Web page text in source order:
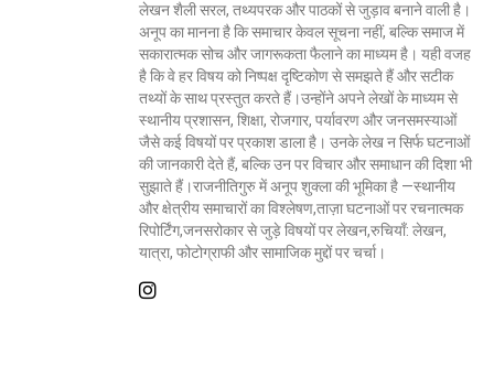
लेखन शैली सरल, तथ्यपरक और पाठकों से जुड़ाव बनाने वाली है।
अनूप का मानना है कि समाचार केवल सूचना नहीं, बल्कि समाज में
सकारात्मक सोच और जागरूकता फैलाने का माध्यम है। यही वजह
है कि वे हर विषय को निष्पक्ष दृष्टिकोण से समझते हैं और सटीक
तथ्यों के साथ प्रस्तुत करते हैं।उन्होंने अपने लेखों के माध्यम से
स्थानीय प्रशासन, शिक्षा, रोजगार, पर्यावरण और जनसमस्याओं
जैसे कई विषयों पर प्रकाश डाला है। उनके लेख न सिर्फ घटनाओं
की जानकारी देते हैं, बल्कि उन पर विचार और समाधान की दिशा भी
सुझाते हैं।राजनीतिगुरु में अनूप शुक्ला की भूमिका है —स्थानीय
और क्षेत्रीय समाचारों का विश्लेषण,ताज़ा घटनाओं पर रचनात्मक
रिपोर्टिंग,जनसरोकार से जुड़े विषयों पर लेखन,रुचियाँ: लेखन,
यात्रा, फोटोग्राफी और सामाजिक मुद्दों पर चर्चा।